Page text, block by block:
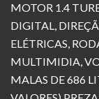
MOTOR 1.4
DIGITAL,
ELÉTRICAS,
MULTIMIDIA,
MALAS DE 686